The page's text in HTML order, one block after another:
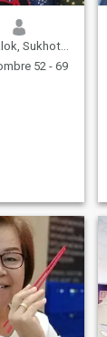
Tailandia
52 - 69